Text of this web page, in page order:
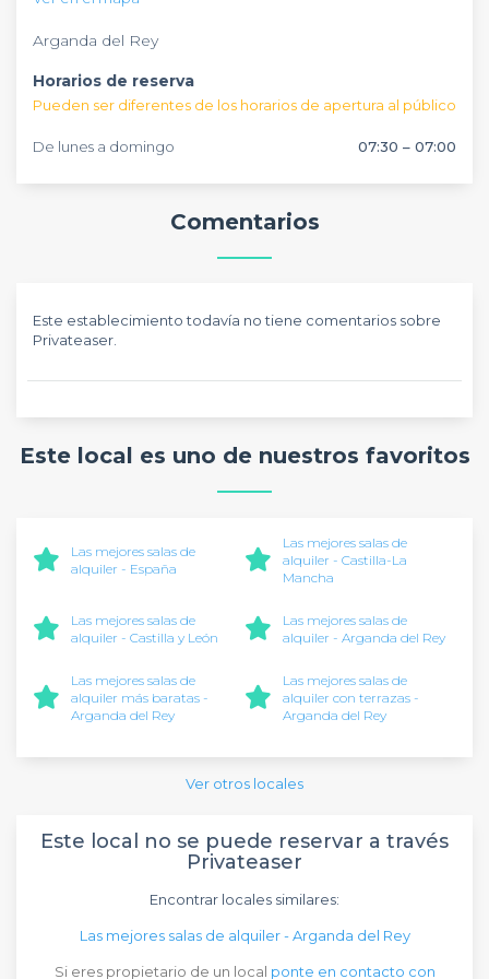
gusto.
Arganda del Rey
Horarios de reserva
Pueden ser diferentes de los horarios de apertura al público
De lunes a domingo 07:30 – 07:00
Comentarios
Este establecimiento todavía no tiene comentarios sobre
Privateaser.
Este local es uno de nuestros favoritos
Las mejores salas de
alquiler - España
Las mejores salas de
alquiler - Castilla-La
Mancha
Las mejores salas de
alquiler - Castilla y León
Las mejores salas de
alquiler - Arganda del Rey
Las mejores salas de
alquiler más baratas -
Arganda del Rey
Las mejores salas de
alquiler con terrazas -
Arganda del Rey
Ver otros locales
Este local no se puede reservar a través
Privateaser
Encontrar locales similares:
Las mejores salas de alquiler - Arganda del Rey
Si eres propietario de un local ponte en contacto con